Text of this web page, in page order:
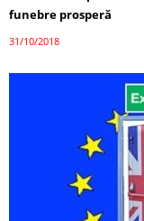
funebre prosperă
31/10/2018